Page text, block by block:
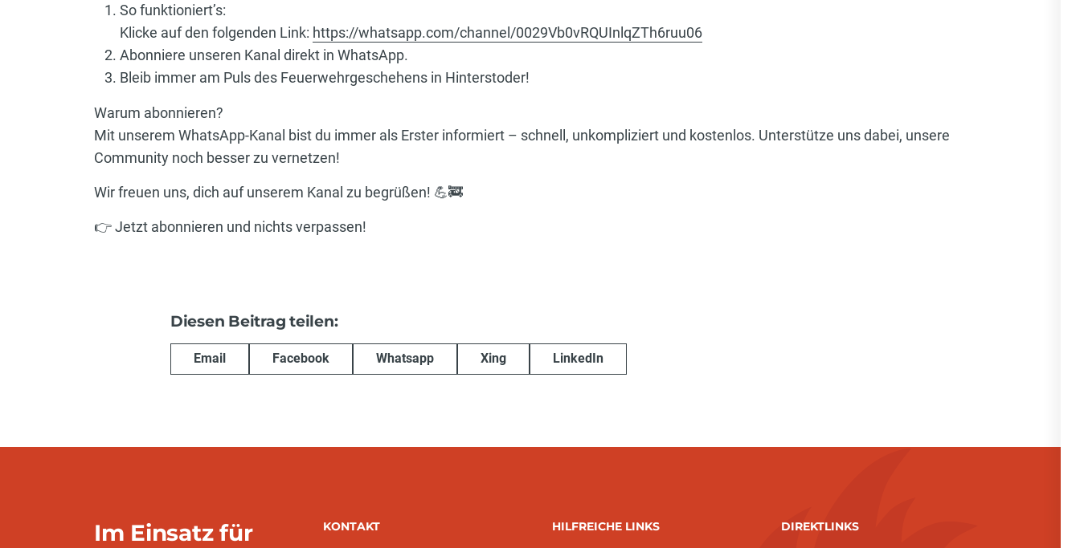
So funktioniert’s:
Klicke auf den folgenden Link: https://whatsapp.com/channel/0029Vb0vRQUInlqZTh6ruu06
Abonniere unseren Kanal direkt in WhatsApp.
Bleib immer am Puls des Feuerwehrgeschehens in Hinterstoder!
Warum abonnieren?
Mit unserem WhatsApp-Kanal bist du immer als Erster informiert – schnell, unkompliziert und kostenlos. Unterstütze uns dabei, unsere
Community noch besser zu vernetzen!
Wir freuen uns, dich auf unserem Kanal zu begrüßen! 💪🚒
👉 Jetzt abonnieren und nichts verpassen!
Diesen Beitrag teilen:
Email Facebook Whatsapp Xing LinkedIn
Im Einsatz für
KONTAKT HILFREICHE LINKS DIREKTLINKS